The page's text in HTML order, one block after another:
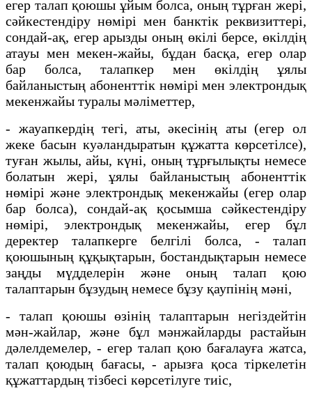
егер талап қоюшы ұйым болса, оның тұрған жері,
сәйкестендiру нөмiрi мен банктік реквизиттері,
сондай-ақ, егер арызды оның өкілі берсе, өкілдің
атауы мен мекен-жайы, бұдан басқа, егер олар
бар болса, талапкер мен өкілдің ұялы
байланыстың абоненттік нөмірі мен электрондық
мекенжайы туралы мәліметтер,
- жауапкердің тегі, аты, әкесінің аты (егер ол
жеке басын куәландыратын құжатта көрсетілсе),
туған жылы, айы, күні, оның тұрғылықты немесе
болатын жері, ұялы байланыстың абоненттік
нөмірі және электрондық мекенжайы (егер олар
бар болса), сондай-ақ қосымша сәйкестендіру
нөмірі, электрондық мекенжайы, егер бұл
деректер талапкерге белгілі болса, - талап
қоюшының құқықтарын, бостандықтарын немесе
заңды мүдделерін және оның талап қою
талаптарын бұзудың немесе бұзу қаупінің мәні,
- талап қоюшы өзінің талаптарын негіздейтін
мән-жайлар, және бұл мәнжайларды растайын
дәлелдемелер, - егер талап қою бағалауға жатса,
талап қоюдың бағасы, - арызға қоса тіркелетін
құжаттардың тізбесі көрсетілуге тиіс,